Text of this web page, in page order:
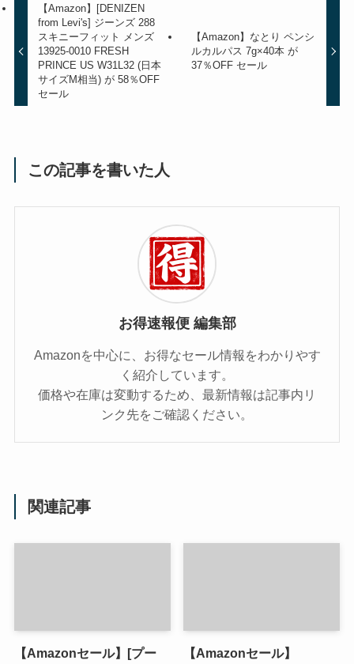
【Amazon】[DENIZEN
from Levi's] ジーンズ 288
スキニーフィット メンズ
13925-0010 FRESH
PRINCE US W31L32 (日本
サイズM相当) が 58％OFF
セール
【Amazon】なとり ペンシ
ルカルパス 7g×40本 が
37％OFF セール
この記事を書いた人
お得速報便 編集部
Amazonを中心に、お得なセール情報をわかりやす
く紹介しています。
価格や在庫は変動するため、最新情報は記事内リ
ンク先をご確認ください。
関連記事
【Amazonセール】[プー
【Amazonセール】